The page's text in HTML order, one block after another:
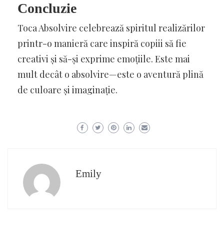
Concluzie
Toca Absolvire celebrează spiritul realizărilor
printr-o manieră care inspiră copiii să fie
creativi și să-și exprime emoțiile. Este mai
mult decât o absolvire—este o aventură plină
de culoare și imaginație.
Emily